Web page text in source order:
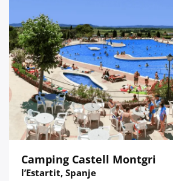
Camping Castell Montgri
l’Estartit, Spanje